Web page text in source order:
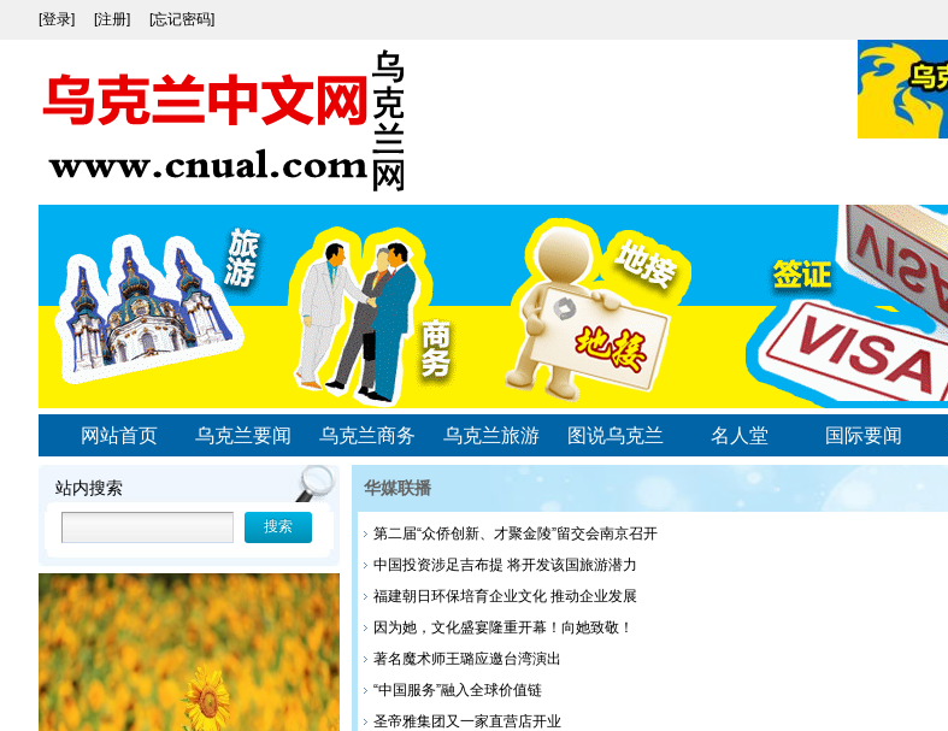
[登录] [注册] [忘记密码]
网站首页 乌克兰要闻 乌克兰商务 乌克兰旅游 图说乌克兰 名人堂 国际要闻
站内搜索 华媒联播
第二届“众侨创新、才聚金陵”留交会南京召开
中国投资涉足吉布提 将开发该国旅游潜力
福建朝日环保培育企业文化 推动企业发展
因为她，文化盛宴隆重开幕！向她致敬！
​著名魔术师王璐应邀台湾演出
“中国服务”融入全球价值链
圣帝雅集团又一家直营店开业